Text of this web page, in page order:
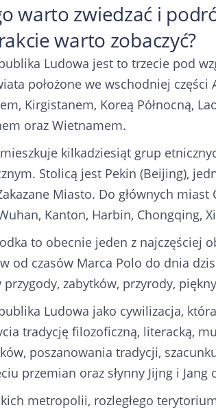
warto zwiedzać i
warto zobaczyć?
Ludowa jest to trzecie pod
położone we wschodniej
Kirgistanem, Koreą Północną,
oraz Wietnamem.
kilkadziesiąt grup
Stolicą jest Pekin (Beijing),
Miasto. Do głównych
Kanton, Harbin, Chongqing,
to obecnie jeden z najczęściej
od czasów Marca Polo do dnia
przygody, zabytków, przyrody,
Ludowa jako cywilizacja,
tradycję filozoficzną, literacką,
poszanowania tradycji,
przemian oraz słynny Jijng i
metropolii, rozległego